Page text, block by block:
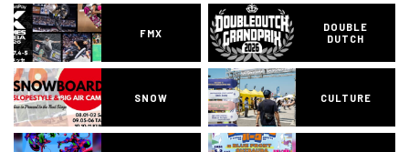
FMX
DOUBLE
DUTCH
SNOW CULTURE